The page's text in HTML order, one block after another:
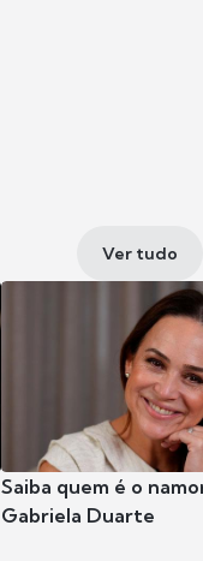
Ver tudo
Saiba quem é o
Gabriela Duarte